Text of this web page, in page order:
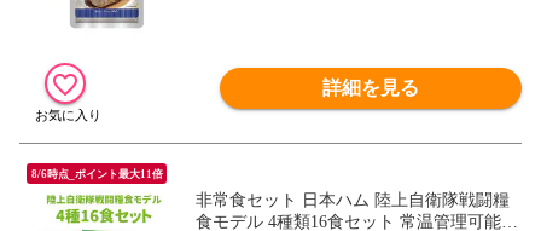
詳細を見る
8/6時点_ポイント最大11倍
非常食セット 日本ハム 陸上自衛隊戦闘糧
食モデル 4種類16食セット 常温管理可能